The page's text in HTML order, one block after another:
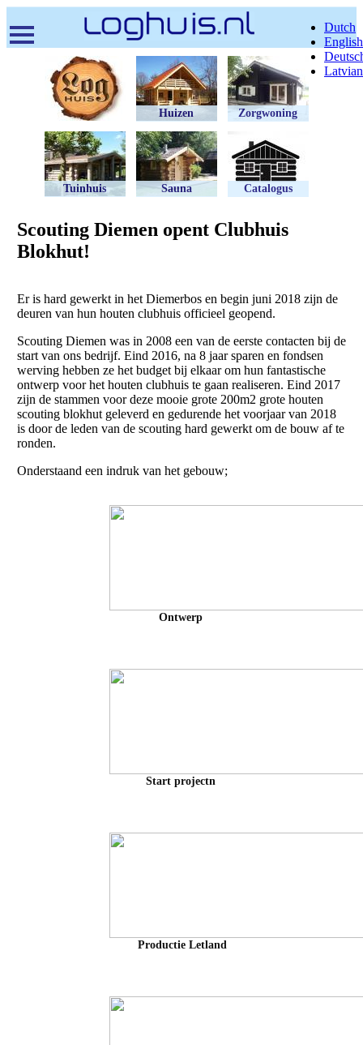
en
naar
Dutch
English
Latvian
Huizen Zorgwoning
Tuinhuis Sauna Catalogus
Scouting Diemen opent Clubhuis
Blokhut!
Er is hard gewerkt in het Diemerbos en begin juni 2018 zijn de
deuren van hun houten clubhuis officieel geopend.
Scouting Diemen was in 2008 een van de eerste contacten bij de
start van ons bedrijf. Eind 2016, na 8 jaar sparen en fondsen
werving hebben ze het budget bij elkaar om hun fantastische
ontwerp voor het houten clubhuis te gaan realiseren. Eind 2017
zijn de stammen voor deze mooie grote 200m2 grote houten
scouting blokhut geleverd en gedurende het voorjaar van 2018
is door de leden van de scouting hard gewerkt om de bouw af te
ronden.
Onderstaand een indruk van het gebouw;
Ontwerp
Start projectn
Productie Letland